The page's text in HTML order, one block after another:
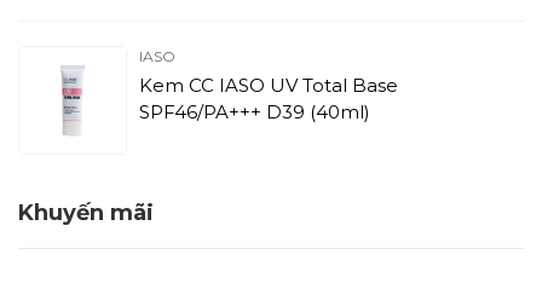
IASO
Kem CC IASO UV Total Base
SPF46/PA+++ D39 (40ml)
Khuyến mãi